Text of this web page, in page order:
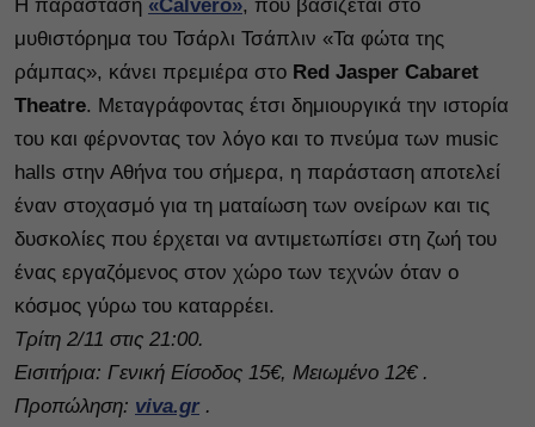
Η παράσταση «Calvero», που βασίζεται στο
μυθιστόρημα του Τσάρλι Τσάπλιν «Τα φώτα της
ράμπας», κάνει πρεμιέρα στο Red Jasper Cabaret
Theatre. Μεταγράφοντας έτσι δημιουργικά την ιστορία
του και φέρνοντας τον λόγο και το πνεύμα των music
halls στην Αθήνα του σήμερα, η παράσταση αποτελεί
έναν στοχασμό για τη ματαίωση των ονείρων και τις
δυσκολίες που έρχεται να αντιμετωπίσει στη ζωή του
ένας εργαζόμενος στον χώρο των τεχνών όταν ο
κόσμος γύρω του καταρρέει.
Τρίτη 2/11 στις 21:00.
Εισιτήρια: Γενική Είσοδος 15€, Μειωμένο 12€ .
Προπώληση: viva.gr.